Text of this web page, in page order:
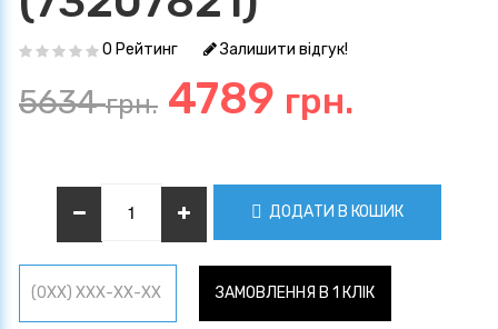
0 Рейтинг Залишити відгук!
5634грн. 4789 грн.
ДОДАТИ В КОШИК
ЗАМОВЛЕННЯ В 1 КЛІК